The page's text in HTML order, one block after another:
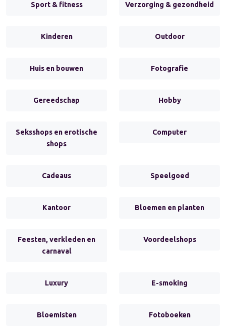
Sport & fitness Verzorging & gezondheid
Kinderen Outdoor
Huis en bouwen Fotografie
Gereedschap Hobby
Seksshops en erotische
shops
Computer
Cadeaus Speelgoed
Kantoor Bloemen en planten
Feesten, verkleden en
carnaval
Voordeelshops
Luxury E-smoking
Bloemisten Fotoboeken